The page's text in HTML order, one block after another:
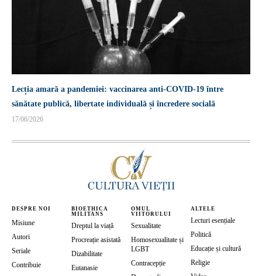
Lecția amară a pandemiei: vaccinarea anti-COVID-19 între
sănătate publică, libertate individuală și încredere socială
17/06/2026
DESPRE NOI
Misiune
Autori
Seriale
Contribuie
BIOETHICA
MILITANS
Dreptul la viață
Procreație asistată
Dizabilitate
Eutanasie
OMUL
VIITORULUI
Sexualitate
Homosexualitate și
LGBT
Contracepție
ALTELE
Lecturi esențiale
Politică
Educație și cultură
Religie